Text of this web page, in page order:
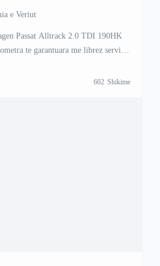
e Veriut
Passat Alltrack 2.0 TDI 190HK
te garantuara me librez servisi
informata na telefononi ne Viber
602 Shikime